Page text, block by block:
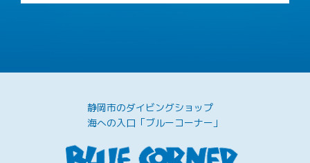
静岡市のダイビングショップ
海への入口「ブルーコーナー」